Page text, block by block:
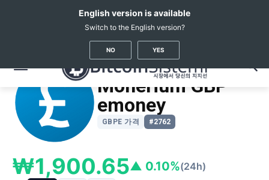
가상화폐 시세 Monerium GBP Emoney
Monerium GBP
emoney
GBPE 가격 #2762
₩1,900.65▲ 0.10%(24h)
English version is available
Switch to the English version?
NO YES